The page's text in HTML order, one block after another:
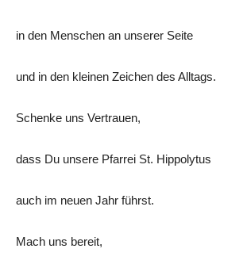
in den Menschen an unserer Seite
und in den kleinen Zeichen des Alltags.
Schenke uns Vertrauen,
dass Du unsere Pfarrei St. Hippolytus
auch im neuen Jahr führst.
Mach uns bereit,